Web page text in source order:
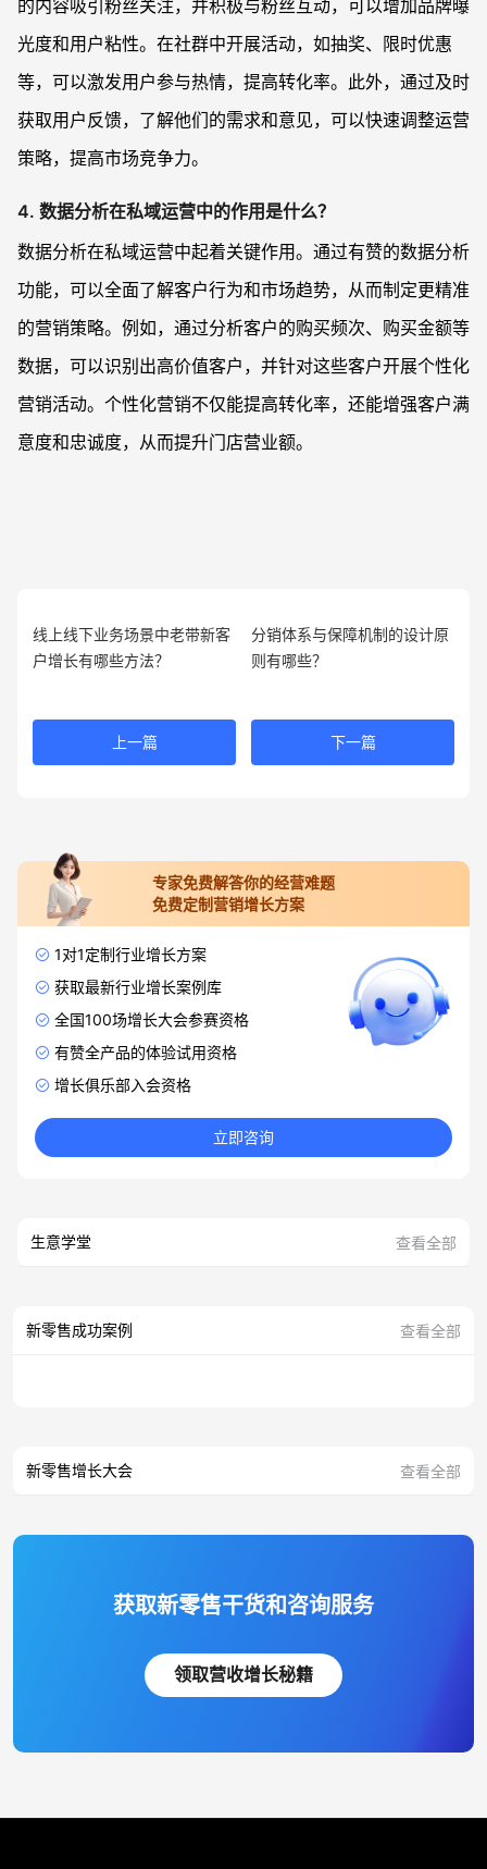
的内容吸引粉丝关注，并积极与粉丝互动，可以增加品牌曝
光度和用户粘性。在社群中开展活动，如抽奖、限时优惠
等，可以激发用户参与热情，提高转化率。此外，通过及时
获取用户反馈，了解他们的需求和意见，可以快速调整运营
策略，提高市场竞争力。
4. 数据分析在私域运营中的作用是什么？
数据分析在私域运营中起着关键作用。通过有赞的数据分析
功能，可以全面了解客户行为和市场趋势，从而制定更精准
的营销策略。例如，通过分析客户的购买频次、购买金额等
数据，可以识别出高价值客户，并针对这些客户开展个性化
营销活动。个性化营销不仅能提高转化率，还能增强客户满
意度和忠诚度，从而提升门店营业额。
线上线下业务场景中老带新客
户增长有哪些方法？
上一篇
分销体系与保障机制的设计原
则有哪些？
下一篇
专家免费解答你的经营难题
免费定制营销增长方案
1对1定制行业增长方案
获取最新行业增长案例库
全国100场增长大会参赛资格
有赞全产品的体验试用资格
增长俱乐部入会资格
立即咨询
生意学堂 查看全部
新零售成功案例 查看全部
新零售增长大会 查看全部
获取新零售干货和咨询服务
领取营收增长秘籍